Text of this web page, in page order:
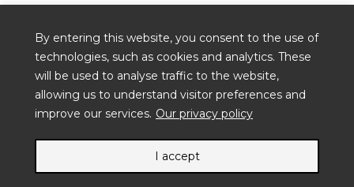
By entering this website, you consent to the use of
technologies, such as cookies and analytics. These
will be used to analyse traffic to the website,
allowing us to understand visitor preferences and
improve our services. Our privacy policy
I accept